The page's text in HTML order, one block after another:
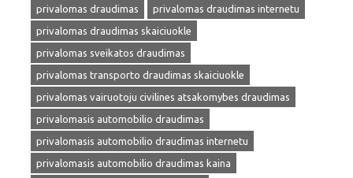
privalomas draudimas
privalomas draudimas internetu
privalomas draudimas skaiciuokle
privalomas sveikatos draudimas
privalomas transporto draudimas skaiciuokle
privalomas vairuotoju civilines atsakomybes draudimas
privalomasis automobilio draudimas
privalomasis automobilio draudimas internetu
privalomasis automobilio draudimas kaina